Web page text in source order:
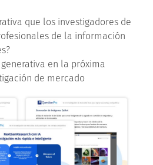
que los investigadores de
de la información
en la próxima
de mercado